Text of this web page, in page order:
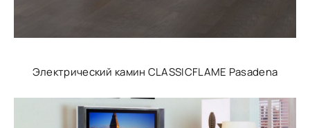
Электрический камин CLASSICFLAME Pasadena